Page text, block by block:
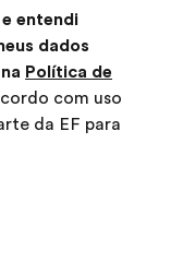
e entendi
dados
Política de
com uso
da EF para